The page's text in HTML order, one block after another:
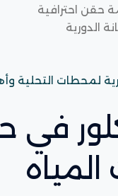
حقن احترافية
الدورية
لمحطات التحلية
في